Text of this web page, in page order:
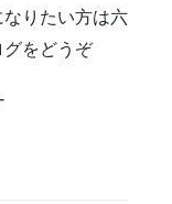
りたい方は六
をどうぞ